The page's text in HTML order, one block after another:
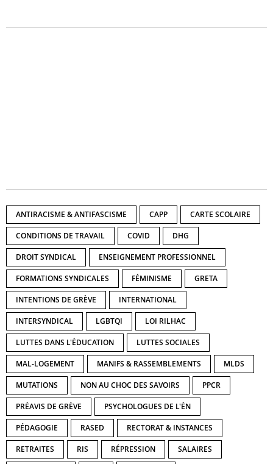
ANTIRACISME & ANTIFASCISME CAPP CARTE SCOLAIRE
CONDITIONS DE TRAVAIL COVID DHG
DROIT SYNDICAL ENSEIGNEMENT PROFESSIONNEL
FORMATIONS SYNDICALES FÉMINISME GRETA
INTENTIONS DE GRÈVE INTERNATIONAL
INTERSYNDICAL LGBTQI LOI RILHAC
LUTTES DANS L'ÉDUCATION LUTTES SOCIALES
MAL-LOGEMENT MANIFS & RASSEMBLEMENTS MLDS
MUTATIONS NON AU CHOC DES SAVOIRS PPCR
PRÉAVIS DE GRÈVE PSYCHOLOGUES DE L'ÉN
PÉDAGOGIE RASED RECTORAT & INSTANCES
RETRAITES RIS RÉPRESSION SALAIRES